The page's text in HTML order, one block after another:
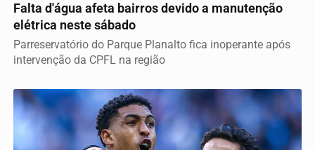
Falta d'água afeta bairros devido a manutenção
elétrica neste sábado
Parreservatório do Parque Planalto fica inoperante após
intervenção da CPFL na região